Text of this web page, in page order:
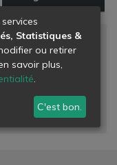
Statistiques &
ou retirer
savoir plus,
.
C'est bon.